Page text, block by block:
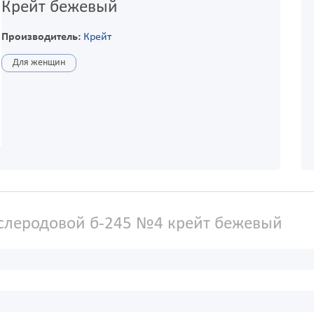
Крейт бежевый
Производитель: Крейт
Для женщин
б-245 №4 крейт бежевый